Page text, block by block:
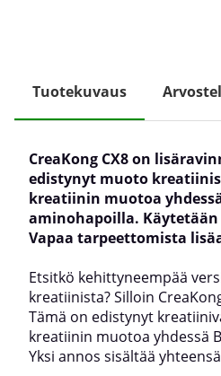
Tuotekuvaus
CreaKong CX8 on
edistynyt muoto
kreatiinin muotoa
aminohapoilla.
Vapaa tarpeettomista
Etsitkö kehittyneempää
kreatiinista? Silloin
Tämä on edistynyt
kreatiinin muotoa yhdessä
Yksi annos sisältää